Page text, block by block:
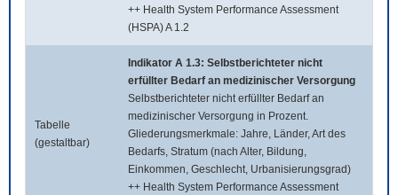
++ Health System Performance Assessment
(HSPA) A 1.2
Tabelle
(gestaltbar)
Indikator A 1.3: Selbstberichteter nicht
erfüllter Bedarf an medizinischer Versorgung
Selbstberichteter nicht erfüllter Bedarf an
medizinischer Versorgung in Prozent.
Gliederungsmerkmale: Jahre, Länder, Art des
Bedarfs, Stratum (nach Alter, Bildung,
Einkommen, Geschlecht, Urbanisierungsgrad)
++ Health System Performance Assessment